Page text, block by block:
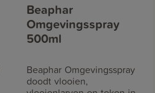
Beaphar
Omgevingsspray
500ml
Beaphar Omgevingsspray
doodt vlooien,